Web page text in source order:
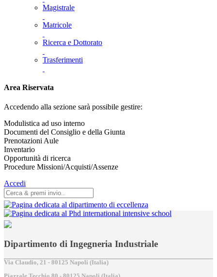
Magistrale
Matricole
Ricerca e Dottorato
Trasferimenti
Area Riservata
Accedendo alla sezione sarà possibile gestire:
Modulistica ad uso interno
Documenti del Consiglio e della Giunta
Prenotazioni Aule
Inventario
Opportunità di ricerca
Procedure Missioni/Acquisti/Assenze
Accedi
Dipartimento di Ingegneria Industriale
Via Claudio, 21 - 80125 Napoli (Italia)